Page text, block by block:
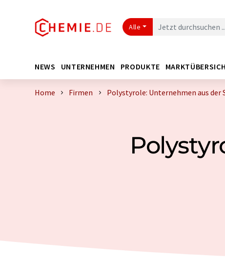
Alle
NEWS UNTERNEHMEN PRODUKTE
Home Firmen Polystyrole: Unternehmen aus der